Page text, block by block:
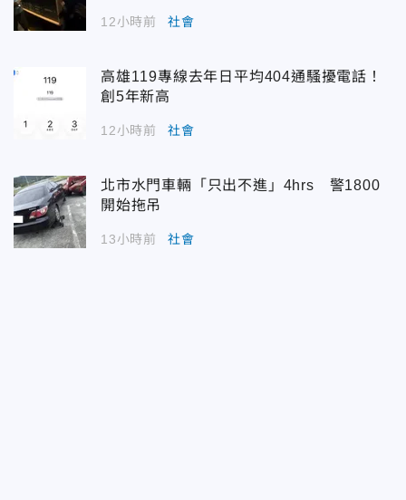
12小時前 社會
高雄119專線去年日平均404通騷擾電話！
創5年新高
12小時前 社會
北市水門車輛「只出不進」4hrs 警1800
開始拖吊
13小時前 社會